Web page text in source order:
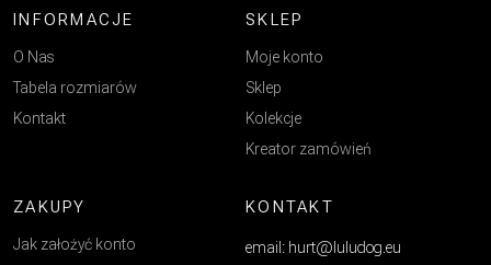
INFORMACJE
O Nas
Tabela rozmiarów
Kontakt
SKLEP
Moje konto
Sklep
Kolekcje
Kreator zamówień
ZAKUPY
Jak założyć konto
KONTAKT
email: hurt@luludog.eu